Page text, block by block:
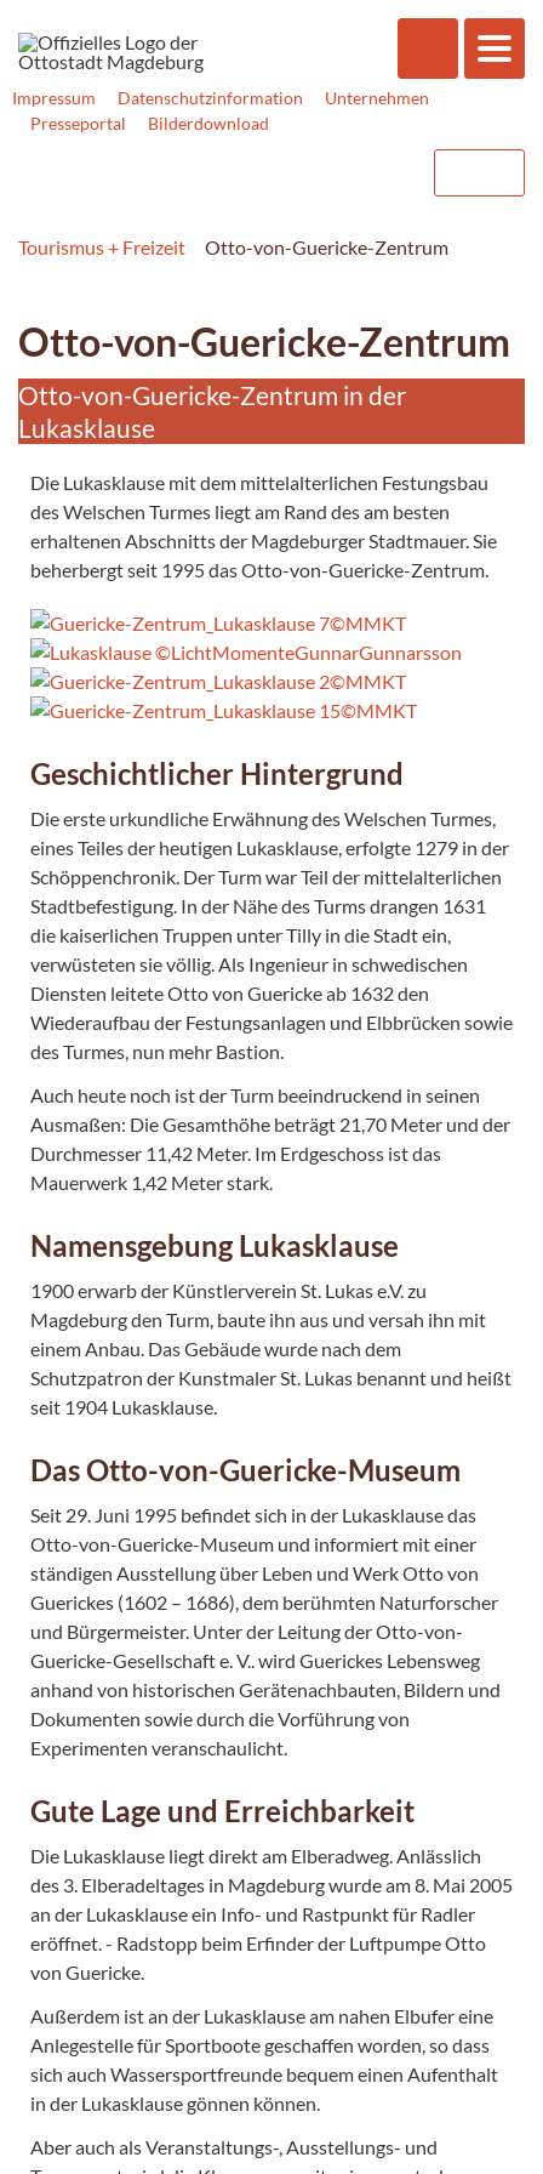
Impressum Datenschutzinformation
Unternehmen
Presseportal
Bilderdownload
Tourismus + Freizeit Otto-von-Guericke-Zentrum
Otto-von-Guericke-Zentrum
Otto-von-Guericke-Zentrum in der
Lukasklause
Die Lukasklause mit dem mittelalterlichen Festungsbau
des Welschen Turmes liegt am Rand des am besten
erhaltenen Abschnitts der Magdeburger Stadtmauer. Sie
beherbergt seit 1995 das Otto-von-Guericke-Zentrum.
Geschichtlicher Hintergrund
Die erste urkundliche Erwähnung des Welschen Turmes,
eines Teiles der heutigen Lukasklause, erfolgte 1279 in der
Schöppenchronik. Der Turm war Teil der mittelalterlichen
Stadtbefestigung. In der Nähe des Turms drangen 1631
die kaiserlichen Truppen unter Tilly in die Stadt ein,
verwüsteten sie völlig. Als Ingenieur in schwedischen
Diensten leitete Otto von Guericke ab 1632 den
Wiederaufbau der Festungsanlagen und Elbbrücken sowie
des Turmes, nun mehr Bastion.
Auch heute noch ist der Turm beeindruckend in seinen
Ausmaßen: Die Gesamthöhe beträgt 21,70 Meter und der
Durchmesser 11,42 Meter. Im Erdgeschoss ist das
Mauerwerk 1,42 Meter stark.
Namensgebung Lukasklause
1900 erwarb der Künstlerverein St. Lukas e.V. zu
Magdeburg den Turm, baute ihn aus und versah ihn mit
einem Anbau. Das Gebäude wurde nach dem
Schutzpatron der Kunstmaler St. Lukas benannt und heißt
seit 1904 Lukasklause.
Das Otto-von-Guericke-Museum
Seit 29. Juni 1995 befindet sich in der Lukasklause das
Otto-von-Guericke-Museum und informiert mit einer
ständigen Ausstellung über Leben und Werk Otto von
Guerickes (1602 – 1686), dem berühmten Naturforscher
und Bürgermeister. Unter der Leitung der Otto-von-
Guericke-Gesellschaft e. V.. wird Guerickes Lebensweg
anhand von historischen Gerätenachbauten, Bildern und
Dokumenten sowie durch die Vorführung von
Experimenten veranschaulicht.
Gute Lage und Erreichbarkeit
Die Lukasklause liegt direkt am Elberadweg. Anlässlich
des 3. Elberadeltages in Magdeburg wurde am 8. Mai 2005
an der Lukasklause ein Info- und Rastpunkt für Radler
eröffnet. - Radstopp beim Erfinder der Luftpumpe Otto
von Guericke.
Außerdem ist an der Lukasklause am nahen Elbufer eine
Anlegestelle für Sportboote geschaffen worden, so dass
sich auch Wassersportfreunde bequem einen Aufenthalt
in der Lukasklause gönnen können.
Aber auch als Veranstaltungs-, Ausstellungs- und